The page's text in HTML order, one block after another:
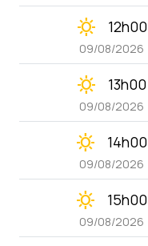
clear_day 12h00
09/08/2026
clear_day 13h00
09/08/2026
clear_day 14h00
09/08/2026
clear_day 15h00
09/08/2026